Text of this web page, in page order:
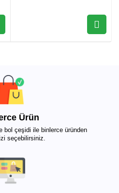
Ürün
bol çeşidi ile binlerce üründen
seçebilirsiniz.